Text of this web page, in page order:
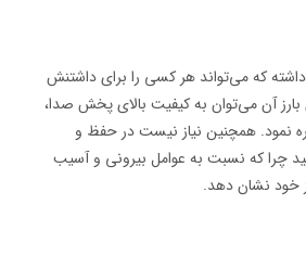
که می‌تواند هر کسی را برای داشتنش
آن می‌توان به کیفیت بالای پخش صدا،
نمود. همچنین نیاز نیست در حفظ و
چرا که نسبت به عوامل بیرونی و آسیب
خود نشان دهد.